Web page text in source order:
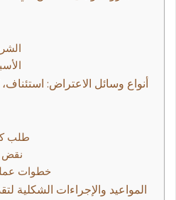
أنواع وسائل الاعتراض:
طلب
نقض
خطوات
المواعيد والإجراءات الشكلية